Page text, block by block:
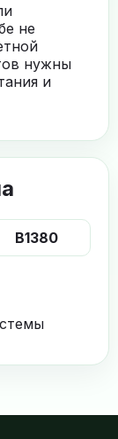
не
нужны
и
B1380